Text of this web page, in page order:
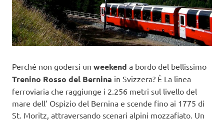
Perché non godersi un weekend a bordo del bellissimo
Trenino Rosso del Bernina in Svizzera? È La linea
ferroviaria che raggiunge i 2.256 metri sul livello del
mare dell’ Ospizio del Bernina e scende fino ai 1775 di
St. Moritz, attraversando scenari alpini mozzafiato. Un